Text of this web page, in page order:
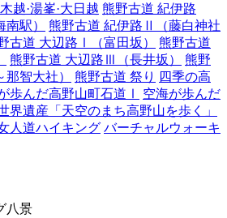
越·湯峯·大日越 熊野古道 紀伊路
駅）
熊野古道 紀伊路Ⅱ（藤白神社
古道 大辺路Ⅰ（富田坂）
熊野古道
熊野古道 大辺路Ⅲ（長井坂）
熊野
智大社）
熊野古道 祭り
四季の高
歩んだ高野山町石道Ⅰ
空海が歩んだ
界遺産「天空のまち高野山を歩く」
人道ハイキング バーチャルウォーキ
八景